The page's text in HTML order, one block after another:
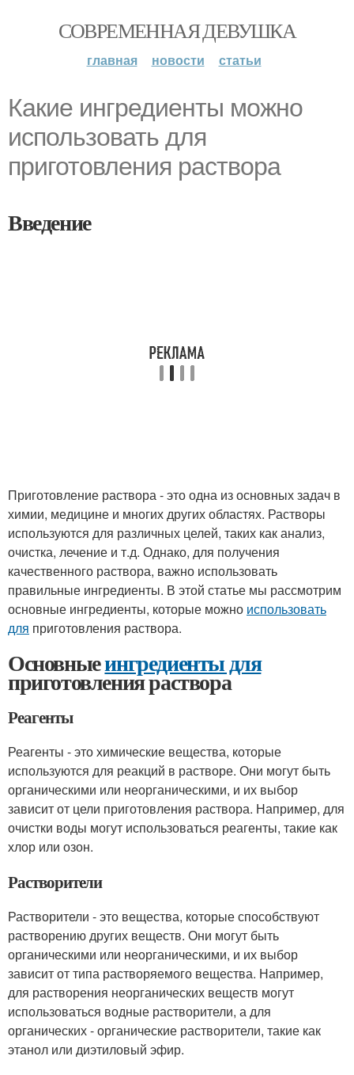
СОВРЕМЕННАЯ ДЕВУШКА
главная новости статьи
Какие ингредиенты можно
использовать для
приготовления раствора
Введение
Приготовление раствора - это одна из основных задач в
химии, медицине и многих других областях. Растворы
используются для различных целей, таких как анализ,
очистка, лечение и т.д. Однако, для получения
качественного раствора, важно использовать
правильные ингредиенты. В этой статье мы рассмотрим
основные ингредиенты, которые можно использовать
для приготовления раствора.
Основныеингредиенты для
приготовления раствора
Реагенты
Реагенты - это химические вещества, которые
используются для реакций в растворе. Они могут быть
органическими или неорганическими, и их выбор
зависит от цели приготовления раствора. Например, для
очистки воды могут использоваться реагенты, такие как
хлор или озон.
Растворители
Растворители - это вещества, которые способствуют
растворению других веществ. Они могут быть
органическими или неорганическими, и их выбор
зависит от типа растворяемого вещества. Например,
для растворения неорганических веществ могут
использоваться водные растворители, а для
органических - органические растворители, такие как
этанол или диэтиловый эфир.